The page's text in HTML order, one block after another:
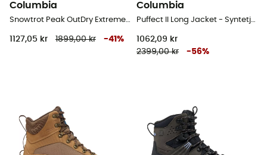
Columbia
Snowtrot Peak OutDry Extreme - Vinterkängor - Dam
1127,05 kr 1899,00 kr -41 %
Columbia
Puffect II Long Jacket - Syntetjacka - Dam
1062,09 kr
2399,00 kr
-56%